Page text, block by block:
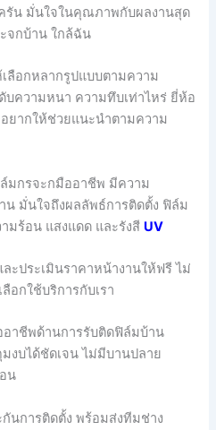
รัน มั่นใจในคุณภาพกับผลงานสุด
จกบ้าน ใกล้ฉัน
ลือกหลากรูปแบบตามความ
บความหนา ความทึบเท่าไหร่ ยี่ห้อ
ยากให้ช่วยแนะนำตามความ
มกรจะกมืออาชีพ มีความ
มั่นใจถึงผลลัพธ์การติดตั้ง ฟิล์ม
มร้อน แสงแดด และรังสี UV
ะประเมินราคาหน้างานให้ฟรี ไม่
อกใช้บริการกับเรา
อาชีพด้านการรับติดฟิล์มบ้าน
งบได้ชัดเจน ไม่มีบานปลาย
น
นการติดตั้ง พร้อมส่งทีมช่าง